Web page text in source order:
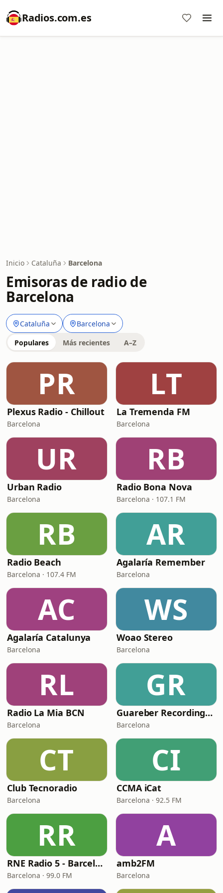
Radios.com.es
Inicio Cataluña Barcelona
Emisoras de radio de
Barcelona
Cataluña Barcelona
Populares Más recientes A–Z
PR
Plexus Radio - Chillout
Barcelona
LT
La Tremenda FM
Barcelona
UR
Urban Radio
Barcelona
RB
Radio Bona Nova
Barcelona · 107.1 FM
RB
Radio Beach
Barcelona · 107.4 FM
AR
Agalaría Remember
Barcelona
AC
Agalaría Catalunya
Barcelona
WS
Woao Stereo
Barcelona
RL
Radio La Mia BCN
Barcelona
GR
Guareber Recordings Live Radio
Barcelona
CT
Club Tecnoradio
Barcelona
CI
CCMA iCat
Barcelona · 92.5 FM
RR
RNE Radio 5 - Barcelona
Barcelona · 99.0 FM
A
amb2FM
Barcelona